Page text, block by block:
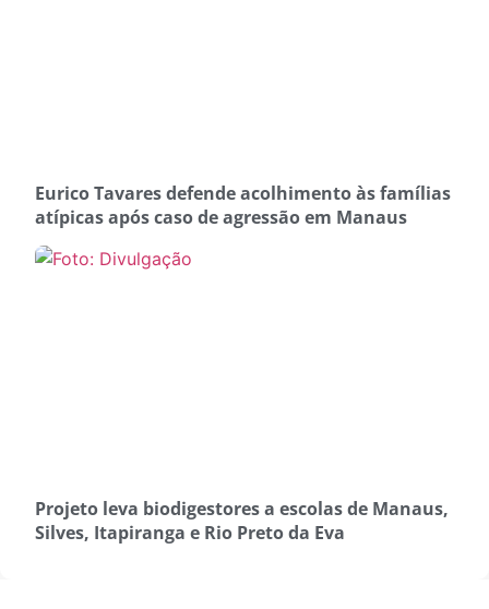
Eurico Tavares defende acolhimento às famílias
atípicas após caso de agressão em Manaus
Projeto leva biodigestores a escolas de Manaus,
Silves, Itapiranga e Rio Preto da Eva